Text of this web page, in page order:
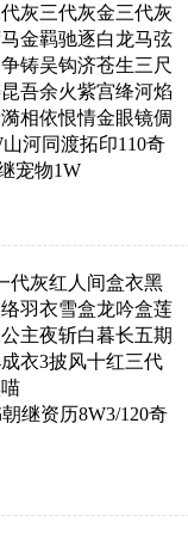
灰三代灰金三代灰
金羁驰逐白龙马弦
铸吴钩济苍生三尺
吾余火紫宫绛河焰
相依恨情金眼镜倜
河同渡拓印110奇
宠物1W
代灰红人间盒衣黑
羽衣雪盒龙吟盒莲
主夜斩白暮长五期
衣3披风十红三代
继资历8W3/120奇